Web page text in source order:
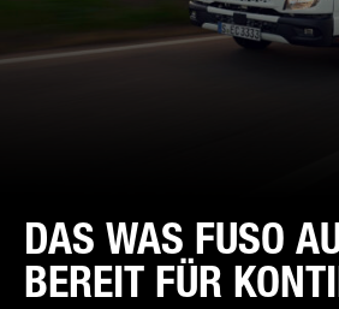
DAS WAS FUSO
BEREIT FÜR
Kontaktformular.
ART DER ANFRAGE*